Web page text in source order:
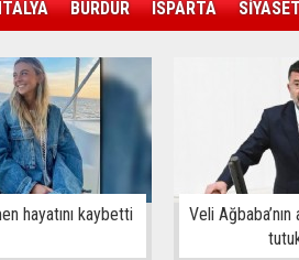
BURDUR ISPARTA
DÜNYA
hayatını kaybetti
Veli